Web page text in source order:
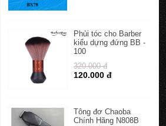
Phủi tóc cho Barber
kiểu dựng đứng BB -
100
320.000 đ
120.000 đ
Tông đơ Chaoba
Chính Hãng N808B